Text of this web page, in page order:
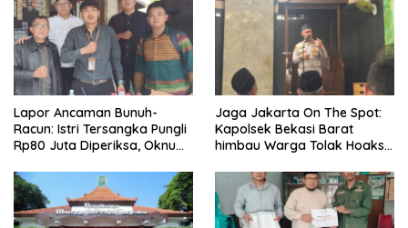
Lapor Ancaman Bunuh-
Racun: Istri Tersangka Pungli
Rp80 Juta Diperiksa, Oknum
Disdagperin
Jaga Jakarta On The Spot:
Kapolsek Bekasi Barat
himbau Warga Tolak Hoaks
Sholat Jumat